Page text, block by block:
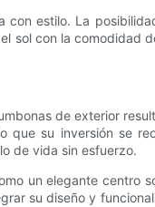
con estilo. La
sol con la comodidad
de exterior
que su inversión se
de vida sin esfuerzo.
un elegante centro
su diseño y